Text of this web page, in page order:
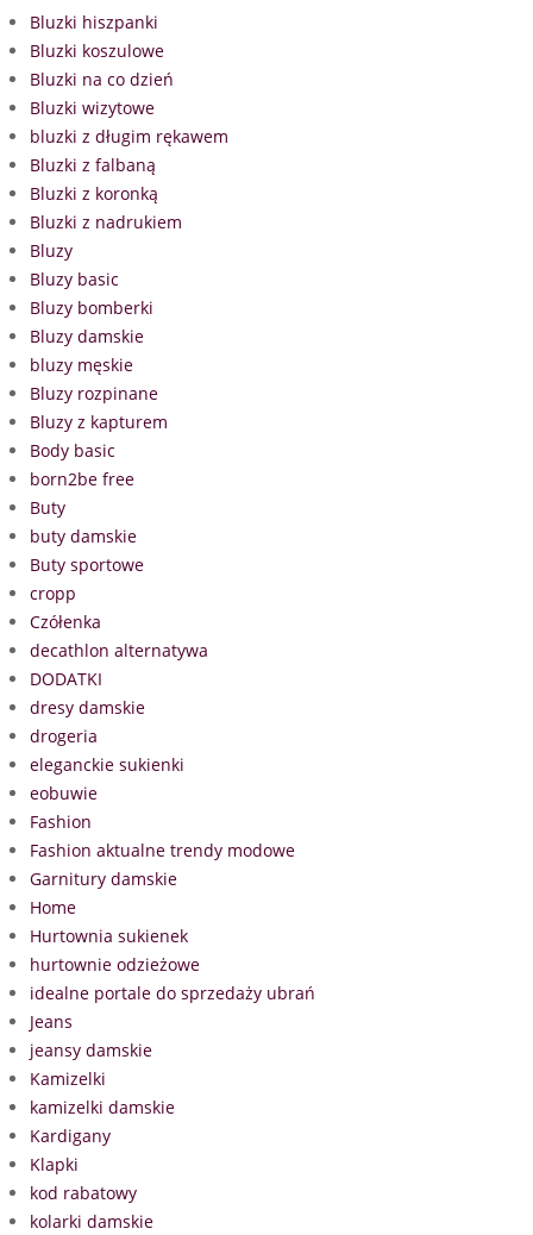
Bluzki hiszpanki
Bluzki koszulowe
Bluzki na co dzień
Bluzki wizytowe
bluzki z długim rękawem
Bluzki z falbaną
Bluzki z koronką
Bluzki z nadrukiem
Bluzy
Bluzy basic
Bluzy bomberki
Bluzy damskie
bluzy męskie
Bluzy rozpinane
Bluzy z kapturem
Body basic
born2be free
Buty
buty damskie
Buty sportowe
cropp
Czółenka
decathlon alternatywa
DODATKI
dresy damskie
drogeria
eleganckie sukienki
eobuwie
Fashion
Fashion aktualne trendy modowe
Garnitury damskie
Home
Hurtownia sukienek
hurtownie odzieżowe
idealne portale do sprzedaży ubrań
Jeans
jeansy damskie
Kamizelki
kamizelki damskie
Kardigany
Klapki
kod rabatowy
kolarki damskie